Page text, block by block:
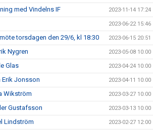
med Vindelns IF 2023-11-14 17:24
2023-06-22 15:46
torsdagen den 29/6, kl 18:30 2023-06-15 20:51
Nygren 2023-05-08 10:00
Glas 2023-04-24 10:00
Erik Jonsson 2023-04-11 10:00
Wikström 2023-03-27 10:00
Gustafsson 2023-03-13 10:00
Lindström 2023-02-27 12:00